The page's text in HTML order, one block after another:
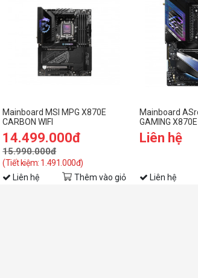
Mainboard MSI MPG X870E
CARBON WIFI
14.499.000đ
15.990.000đ
(Tiết kiệm: 1.491.000đ)
Liên hệ Thêm vào giỏ
Mainboard
GAMING
Liên hệ
Liên hệ